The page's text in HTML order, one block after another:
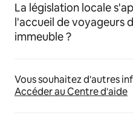
La législation locale
l'accueil de voyageurs
immeuble ?
Vous souhaitez d'autres
Accéder au Centre d'aide